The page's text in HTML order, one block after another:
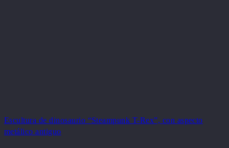
Escultura de dinosaurio “Steampunk T-Rex”, con aspecto
metálico antiguo